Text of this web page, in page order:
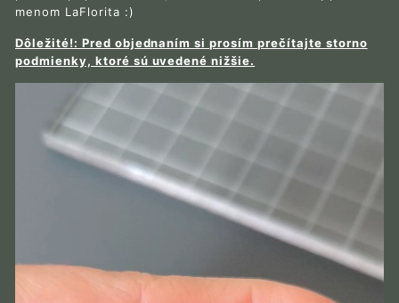
menom LaFlorita :)
Dôležité!: Pred objednaním si prosím prečítajte storno
podmienky, ktoré sú uvedené nižšie.